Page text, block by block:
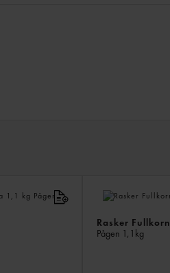
Rasker Fullkorn
Pågen 1,1kg